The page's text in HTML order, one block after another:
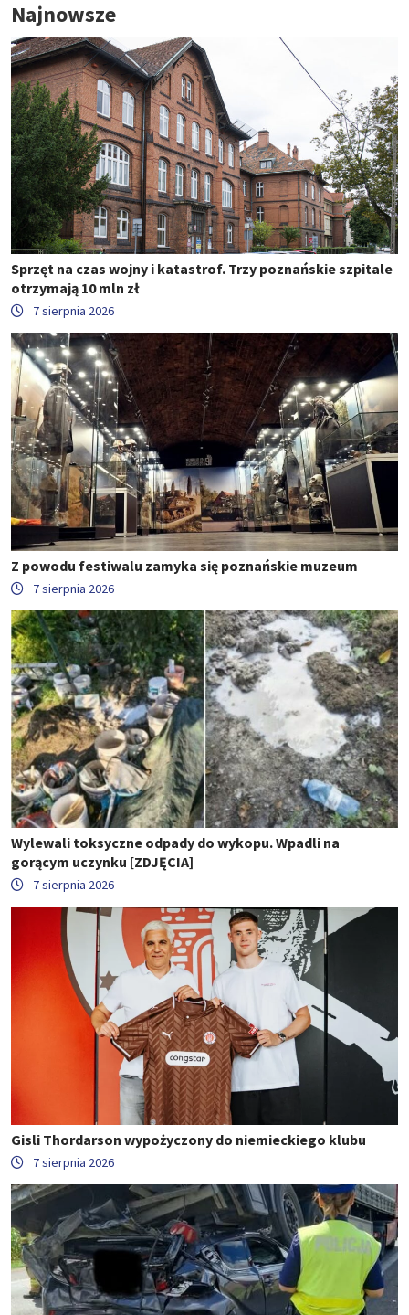
Najnowsze
Sprzęt na czas wojny i katastrof. Trzy poznańskie szpitale
otrzymają 10 mln zł
7 sierpnia 2026
Z powodu festiwalu zamyka się poznańskie muzeum
7 sierpnia 2026
Wylewali toksyczne odpady do wykopu. Wpadli na
gorącym uczynku [ZDJĘCIA]
7 sierpnia 2026
Gisli Thordarson wypożyczony do niemieckiego klubu
7 sierpnia 2026